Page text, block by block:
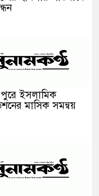
ইসলামিক
মাসিক সমন্বয়